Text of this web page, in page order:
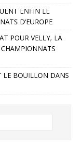
ENFIN LE
D’EUROPE
POUR VELLY, LA
LE BOUILLON DANS